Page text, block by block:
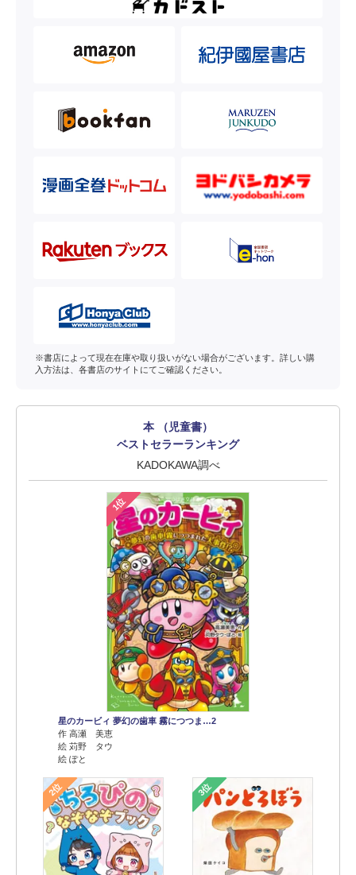
※書店によって現在在庫や取り扱いがない場合がございます。詳しい購
入方法は、各書店のサイトにてご確認ください。
本 （児童書）
ベストセラーランキング
KADOKAWA調べ
1位
星のカービィ 夢幻の歯車 霧につつま…2
作 高瀬 美恵
絵 苅野 タウ
絵 ぽと
2位 3位